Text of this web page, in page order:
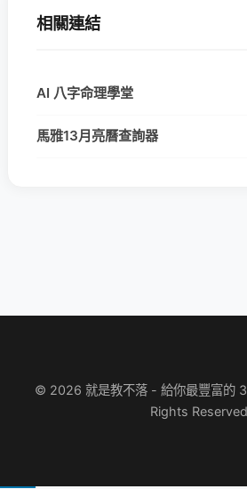
相關連結
AI 八字命理學堂
馬雅13月亮曆查詢器
© 2026 就是教不落 - 給你最豐富的
Rights Reserved